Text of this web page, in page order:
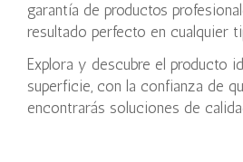
garantía de productos
resultado perfecto en cualquier
Explora y descubre el producto
superficie, con la confianza de
encontrarás soluciones de